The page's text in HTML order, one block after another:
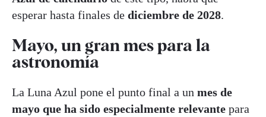
esperar hasta finales de diciembre de 2028.
Mayo, un gran mes para la
astronomía
La Luna Azul pone el punto final a un mes de
mayo que ha sido especialmente relevante para